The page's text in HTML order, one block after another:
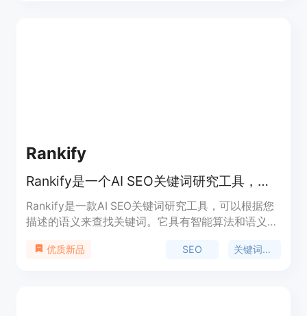
Rankify
Rankify是一个AI SEO关键词研究工具，可以根据您描述的语义来查找关键词。
Rankify是一款AI SEO关键词研究工具，可以根据您
描述的语义来查找关键词。它具有智能算法和语义搜
供详细的关键词分析和竞争对手分析，帮助您优化您
优质新品 SEO 关键词研究